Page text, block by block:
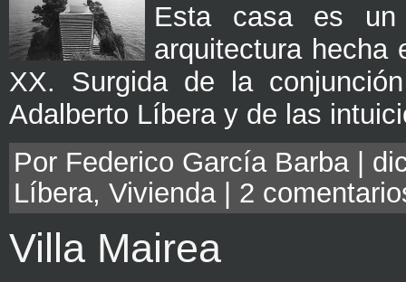
Esta casa es un
arquitectura hecha
XX. Surgida de la
Adalberto Líbera y de las
Por Federico García Barba |
Líbera, Vivienda| 2
Villa Mairea